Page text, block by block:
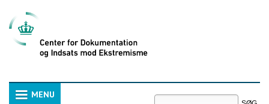
Videre
til
indhold
MENU